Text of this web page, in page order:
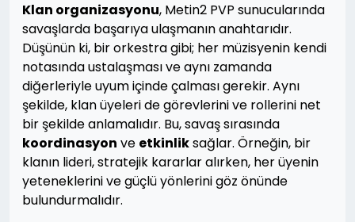
Klan organizasyonu, Metin2 PVP sunucularında
savaşlarda başarıya ulaşmanın anahtarıdır.
Düşünün ki, bir orkestra gibi; her müzisyenin kendi
notasında ustalaşması ve aynı zamanda
diğerleriyle uyum içinde çalması gerekir. Aynı
şekilde, klan üyeleri de görevlerini ve rollerini net
bir şekilde anlamalıdır. Bu, savaş sırasında
koordinasyon ve etkinliksağlar. Örneğin, bir
klanın lideri, stratejik kararlar alırken, her üyenin
yeteneklerini ve güçlü yönlerini göz önünde
bulundurmalıdır.